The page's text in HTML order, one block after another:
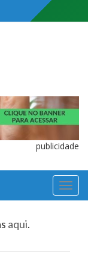
publicidade
aqui.